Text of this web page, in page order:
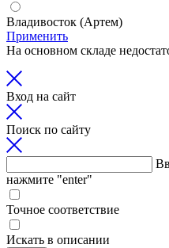
Владивосток (Артем)
Применить
На основном складе
Вход на сайт
Поиск по сайту
нажмите "enter"
Точное соответствие
Искать в описании